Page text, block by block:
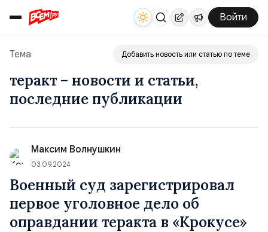
Войти
Тема Добавить новость или статью по теме
теракт – новости и статьи,
последние публикации
Максим Волнушкин
03.09.2024
Военный суд зарегистрировал
первое уголовное дело об
оправдании теракта в «Крокусе»